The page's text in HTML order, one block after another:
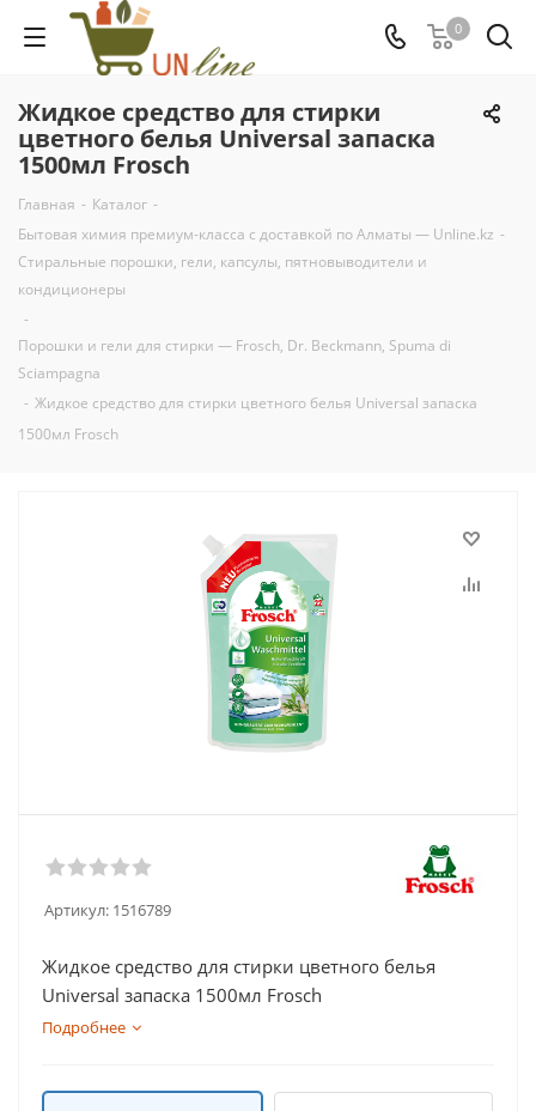
0
Жидкое средство для стирки
цветного белья Universal запаска
1500мл Frosch
Главная - Каталог -
Бытовая химия премиум-класса с доставкой по Алматы — Unline.kz -
Стиральные порошки, гели, капсулы, пятновыводители и
кондиционеры
-
Порошки и гели для стирки — Frosch, Dr. Beckmann, Spuma di
Sciampagna
- Жидкое средство для стирки цветного белья Universal запаска
1500мл Frosch
Артикул: 1516789
Жидкое средство для стирки цветного белья
Universal запаска 1500мл Frosch
Подробнее